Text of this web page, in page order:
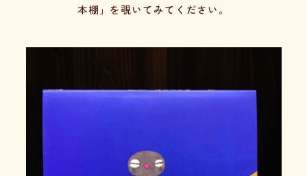
本棚」を覗いてみてください。